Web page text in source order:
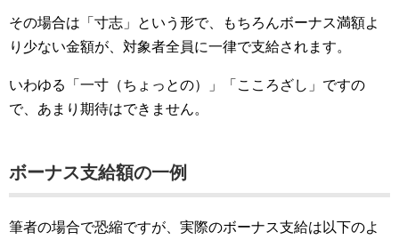
その場合は「寸志」という形で、もちろんボーナス満額よ
り少ない金額が、対象者全員に一律で支給されます。
いわゆる「一寸（ちょっとの）」「こころざし」ですの
で、あまり期待はできません。
ボーナス支給額の一例
筆者の場合で恐縮ですが、実際のボーナス支給は以下のよ